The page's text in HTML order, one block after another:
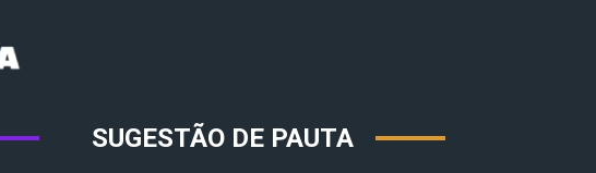
SUGESTÃO DE PAUTA